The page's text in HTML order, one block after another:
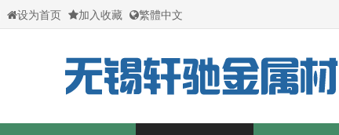
设为首页 加入收藏 繁體中文